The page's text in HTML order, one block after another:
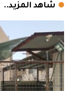
شاهد المزيد..